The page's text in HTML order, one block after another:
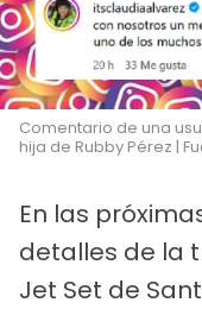
Comentario de una
hija de Rubby Pérez |
En las
detalles de la
Jet Set de